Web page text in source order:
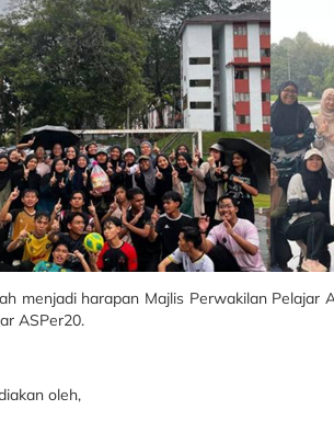
menjadi harapan Majlis Perwakilan
ASPer20.
oleh,